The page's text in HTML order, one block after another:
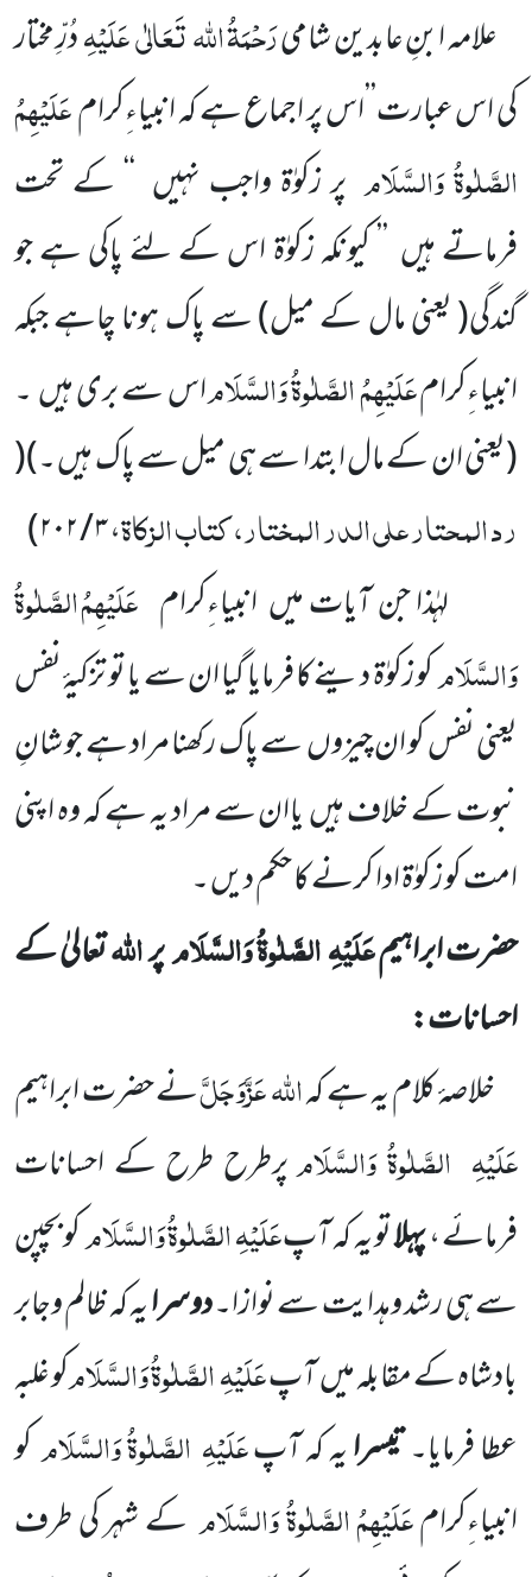
علامہ ابنِ عابدین شامیرَحْمَۃُ اللہتَعَالٰیعَلَیْہِدُرِّ مختار
کی اس عبارت’’اس پر اجماع ہے کہ انبیاءِکرامعَلَیْہِمُ
الصَّلٰوۃُوَالسَّلَام پر زکوٰۃ واجب نہیں ‘‘ کے تحت
فرماتے ہیں ’’ کیونکہ زکوٰۃ اس کے لئے پاکی ہے جو
گندگی( یعنی مال کے میل)سے پاکہونا چاہے جبکہ
انبیاءِکرامعَلَیْہِمُ الصَّلٰوۃُ وَالسَّلَاماس سے بری ہیں۔
(یعنی ان کے مال ابتدا سے ہی میل سے پاک ہیں ۔)(
رد المحتار علی الدر المختار، کتاب الزکاۃ، ۳ / ۲۰۲
)
لہٰذا جن آیات میں انبیاءِکرام عَلَیْہِمُ الصَّلٰوۃُ
وَالسَّلَامکو زکوٰۃ دینے کا فرمایا گیا ان سے یا تو تزکیۂ نفس
یعنی نفس کو انچیزوںسے پاک رکھنا مراد ہے جو شانِ
نبوت کے خلاف ہیںیاان سے مراد یہ ہے کہ وہ اپنی
امت کو زکوٰۃ ادا کرنے کا حکم دیں ۔
حضرت ابراہیمعَلَیْہِالصَّلٰوۃُ وَالسَّلَامپراللہتعالیٰ کے
احسانات:
خلاصۂ کلام یہ ہے کہاللّٰہعَزَّوَجَلَّنے حضرت ابراہیم
عَلَیْہِ الصَّلٰوۃُ وَالسَّلَامپرطرح طرح کے احسانات
فرمائے ،پہلاتو یہ کہ آپعَلَیْہِ الصَّلٰوۃُ وَالسَّلَامکو بچپن
سے ہی رشد وہدایت سے نوازا۔دوسرایہ کہ ظالم وجابر
بادشاہ کے مقابلہ میںآپعَلَیْہِالصَّلٰوۃُ وَالسَّلَامکو غلبہ
عطا فرمایا۔تیسرایہ کہ آپعَلَیْہِ الصَّلٰوۃُ وَالسَّلَامکو
انبیاءِکرامعَلَیْہِمُ الصَّلٰوۃُ وَالسَّلَام کے شہر کی طرف